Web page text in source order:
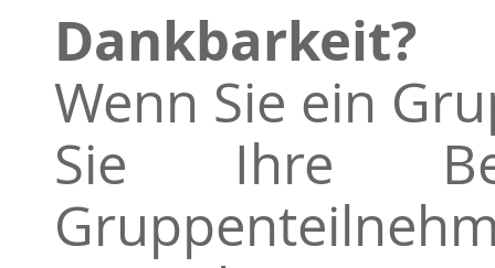
Dankbarkeit?
Wenn Sie ein
Sie Ihre